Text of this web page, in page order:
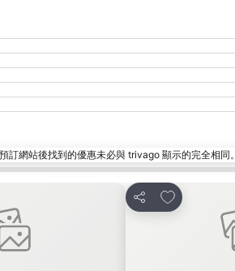
網站後找到的優惠未必與 trivago 顯示的完全相同。
分享
放到收藏夾